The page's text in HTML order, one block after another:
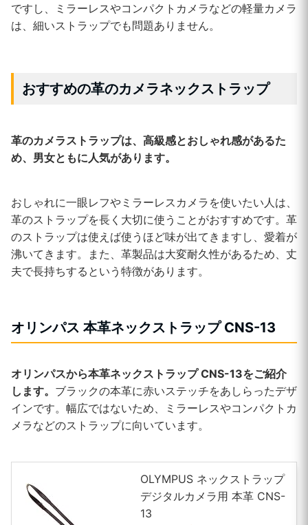
ですし、ミラーレスやコンパクトカメラなどの軽量カメラ
は、細いストラップでも問題ありません。
おすすめの革のカメラネックストラップ
革のカメラストラップは、高級感とおしゃれ感があるた
め、男女ともに人気があります。
おしゃれに一眼レフやミラーレスカメラを使いたい人は、
革のストラップを長く大切に使うことがおすすめです。革
のストラップは使えば使うほど味が出てきますし、愛着が
沸いてきます。また、革製品は大変耐久性があるため、丈
夫で長持ちするという特徴があります。
オリンパス 本革ネックストラップ CNS-13
オリンパスから本革ネックストラップ CNS-13をご紹介
します。 ブラックの本革に赤いステッチをあしらったデザ
インです。幅広ではないため、ミラーレスやコンパクトカ
メラなどのストラップに向いています。
OLYMPUS ネックストラップ
デジタルカメラ用 本革 CNS-
13